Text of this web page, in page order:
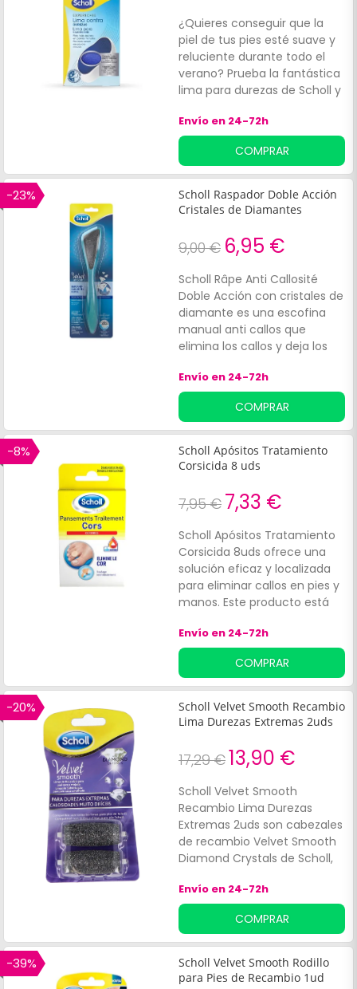
experiencia agradable y
práctica para cuidar de tus
pies con total simplicidad.
Puede utilizarse en pieles
secas y húmedas.
¿Quieres conseguir que la
piel de tus pies esté suave y
reluciente durante todo el
verano? Prueba la fantástica
lima para durezas de Scholl y
dermis en varias pasadas.
Envío en 24-72h
COMPRAR
-23%
Scholl Raspador Doble Acción
Cristales de Diamantes
9,00 € 6,95 €
Scholl Râpe Anti Callosité
Doble Acción con cristales de
diamante es una escofina
manual anti callos que
elimina los callos y deja los
manual para pies tiene dos
caras para dos acciones de
cuidado diferentes: la
primera es rugosa para
eliminar suavemente incluso
los callos más gruesos.
Envío en 24-72h
COMPRAR
-8%
Scholl Apósitos Tratamiento
Corsicida 8 uds
7,95 € 7,33 €
Scholl Apósitos Tratamiento
Corsicida 8uds ofrece una
solución eficaz y localizada
para eliminar callos en pies y
manos. Este producto está
buscan un alivio rápido del
dolor y protección diaria.
Envío en 24-72h
COMPRAR
-20%
Scholl Velvet Smooth Recambio
Lima Durezas Extremas 2uds
17,29 €13,90 €
Scholl Velvet Smooth
Recambio Lima Durezas
Extremas 2uds son cabezales
de recambio Velvet Smooth
Diamond Crystals de Scholl,
excelentes exfoliantes. El
cabezal para durezas
persistentes funciona incluso
sobre la piel más difícil,
consiguiendo unos pies
suaves. Se recomienda
Envío en 24-72h
COMPRAR
-39%
Scholl Velvet Smooth Rodillo
para Pies de Recambio 1ud